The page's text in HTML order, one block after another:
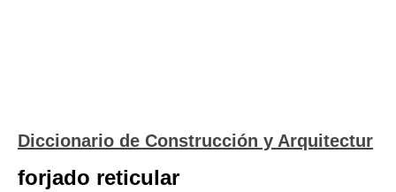
Diccionario de Construcción y Arquitectur
forjado reticular